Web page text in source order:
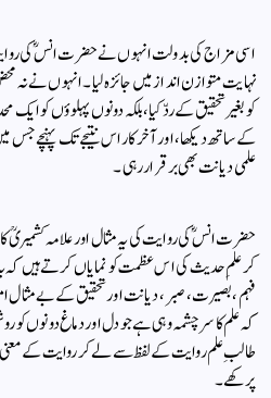
اسی مزاج کی بدولت انہوں نے حضرت انسؓ کی روایت
نہایت متوازن انداز میں جائزہ لیا۔ انہوں نے نہ
کو بغیر تحقیق کے ردّ کیا، بلکہ دونوں پہلوؤں کو
کے ساتھ دیکھا، اور آخرکار اس نتیجے تک پہنچے
علمی دیانت بھی برقرار رہی۔
حضرت انسؓ کی روایت کی یہ مثال اور علامہ کشمیریؒ
کر علمِ حدیث کی اس عظمت کو نمایاں کرتے ہیں کہ یہ
فہم، بصیرت، صبر، دیانت اور تحقیق کے بےمثال
کہ علم کا سرچشمہ وہی ہے جو دل اور دماغ دونوں
طالبِ علم روایت کے لفظ سے لے کر روایت کے
پرکھے۔